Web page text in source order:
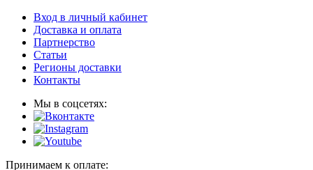
Вход в личный кабинет
Доставка и оплата
Партнерство
Статьи
Регионы доставки
Контакты
Мы в соцсетях:
Принимаем к оплате: